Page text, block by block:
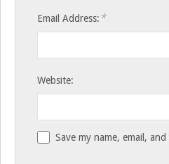
Email Address: *
Website:
Save my name, email,